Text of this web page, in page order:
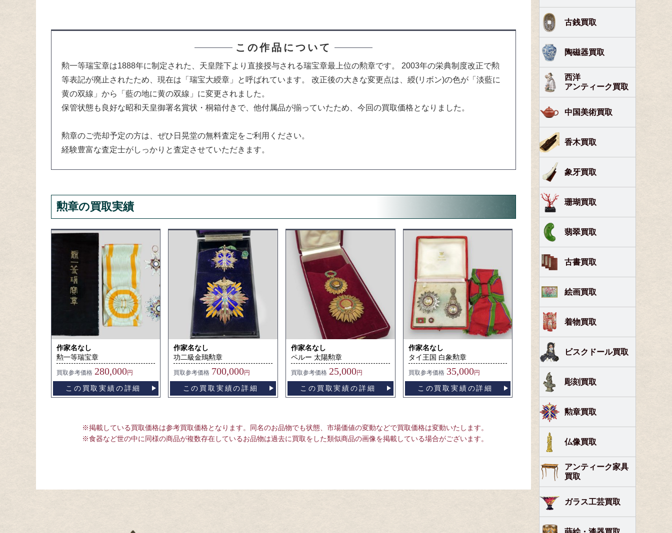
この作品について
勲一等瑞宝章は1888年に制定された、天皇陛下より直接授与される瑞宝章最上位の勲章です。 2003年の栄典制度改正で勲
等表記が廃止されたため、現在は「瑞宝大綬章」と呼ばれています。 改正後の大きな変更点は、綬(リボン)の色が「淡藍に
黄の双線」から「藍の地に黄の双線」に変更されました。
保管状態も良好な昭和天皇御署名賞状・桐箱付きで、他付属品が揃っていたため、今回の買取価格となりました。
勲章のご売却予定の方は、ぜひ日晃堂の無料査定をご利用ください。
経験豊富な査定士がしっかりと査定させていただきます。
勲章の買取実績
作家名なし
勲一等瑞宝章
買取参考価格 280,000円
この買取実績の詳細
作家名なし
功二級金鵄勲章
買取参考価格 700,000円
この買取実績の詳細
作家名なし
ペルー 太陽勲章
買取参考価格 25,000円
この買取実績の詳細
作家名なし
タイ王国 白象勲章
買取参考価格 35,000円
この買取実績の詳細
※掲載している買取価格は参考買取価格となります。同名のお品物でも状態、市場価値の変動などで買取価格は変動いたします。
※食器など世の中に同様の商品が複数存在しているお品物は過去に買取をした類似商品の画像を掲載している場合がございます。
古銭買取
陶磁器買取
西洋
アンティーク買取
中国美術買取
香木買取
象牙買取
珊瑚買取
翡翠買取
古書買取
絵画買取
着物買取
ビスクドール買取
彫刻買取
勲章買取
仏像買取
アンティーク家具
買取
ガラス工芸買取